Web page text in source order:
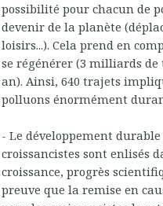
possibilité pour chacun de
devenir de la planète
loisirs...). Cela prend en
se régénérer (3 milliards
an). Ainsi, 640 trajets
polluons énormément
- Le développement
croissancistes sont enlisés
croissance, progrès
preuve que la remise en